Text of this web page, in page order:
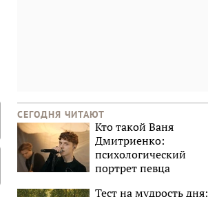
СЕГОДНЯ ЧИТАЮТ
Кто такой Ваня
Дмитриенко:
психологический
портрет певца
Тест на мудрость дня: